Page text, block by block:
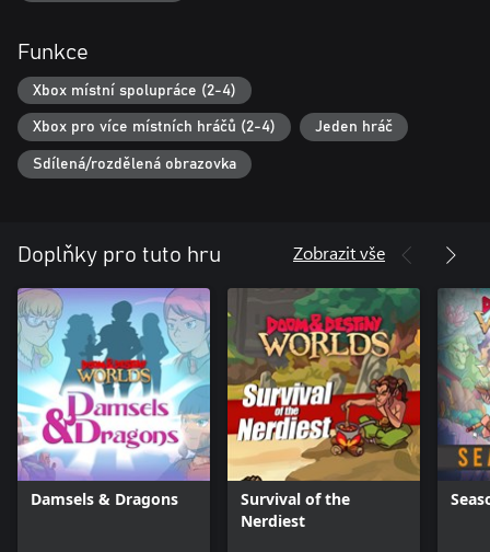
Funkce
Xbox místní spolupráce (2-4)
Xbox pro více místních hráčů (2-4) Jeden hráč
Sdílená/rozdělená obrazovka
Doplňky pro tuto hru Zobrazit vše
Damsels & Dragons
Survival of the
Nerdiest